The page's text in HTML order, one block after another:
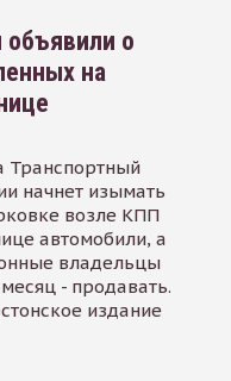
объявили о
на
Транспортный
начнет изымать
возле КПП
автомобили, а
владельцы
- продавать.
издание